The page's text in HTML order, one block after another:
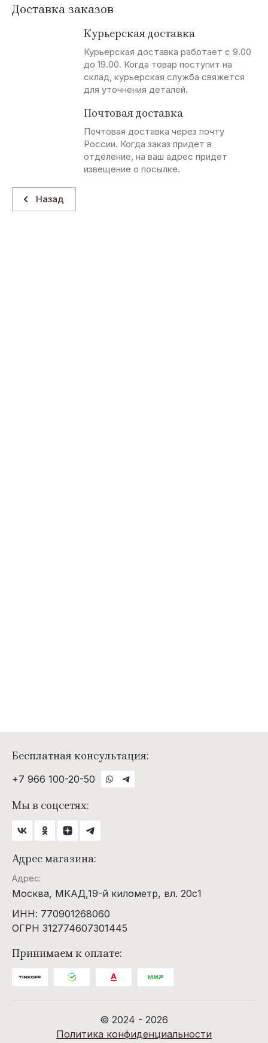
Доставка заказов
Курьерская доставка
Курьерская доставка работает с 9.00
до 19.00. Когда товар поступит на
склад, курьерская служба свяжется
для уточнения деталей.
Почтовая доставка
Почтовая доставка через почту
России. Когда заказ придет в
отделение, на ваш адрес придет
извещение о посылке.
Назад
Бесплатная консультация:
+7 966 100-20-50
Мы в соцсетях:
Адрес магазина:
Адрес:
Москва, МКАД,19-й километр, вл. 20с1
ИНН: 770901268060
ОГРН 312774607301445
Принимаем к оплате:
© 2024 - 2026
Политика конфиденциальности